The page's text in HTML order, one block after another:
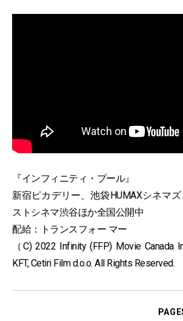
『インフィニティ・プール』
新宿ピカデリー、池袋HUMAXシネマ
ストシネマ渋谷ほか全国公開中
配給：トランスフォー マー
（C) 2022 Infinity (FFP) Movie Canada
KFT, Cetiri Film d.o.o. All Rights Reserved.